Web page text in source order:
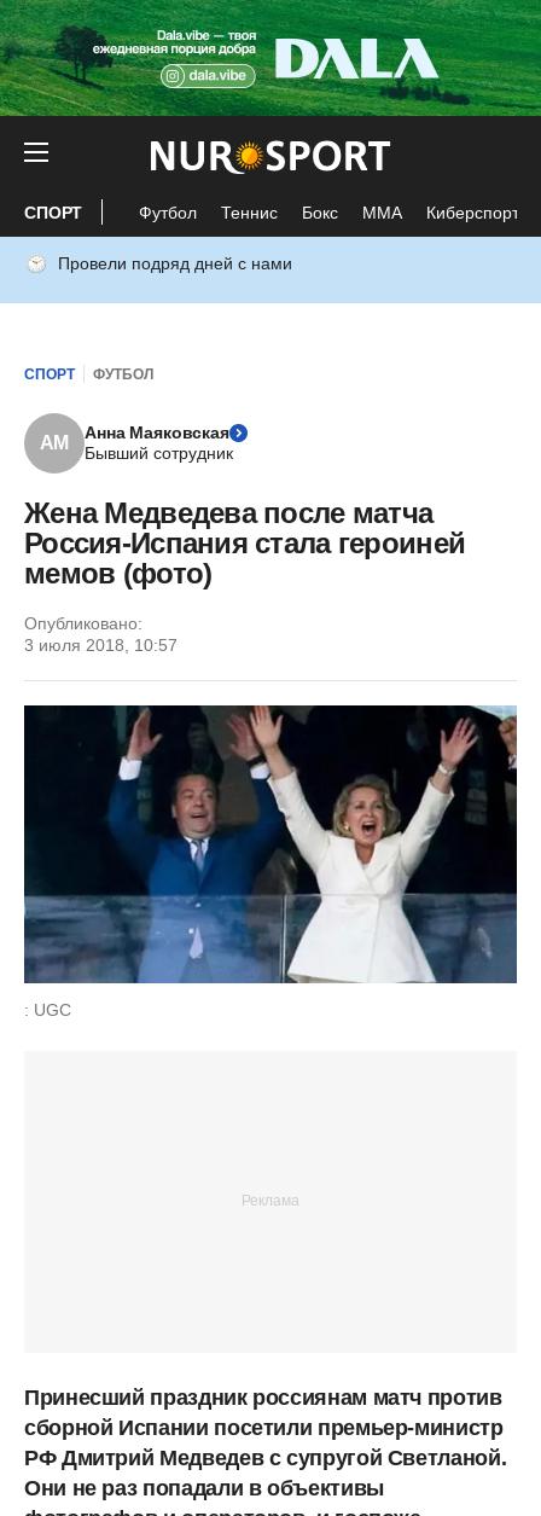
СПОРТ Футбол Теннис Бокс ММА Киберспорт
Провели подряд дней с нами
СПОРТ ФУТБОЛ
АМ
Анна Маяковская
Бывший сотрудник
Жена Медведева после матча
Россия-Испания стала героиней
мемов (фото)
Опубликовано:
3 июля 2018, 10:57
: UGC
Принесший праздник россиянам матч против
сборной Испании посетили премьер-министр
РФ Дмитрий Медведев с супругой Светланой.
Они не раз попадали в объективы